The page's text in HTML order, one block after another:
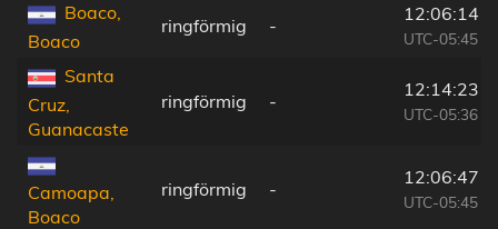
Boaco,
Boaco
ringförmig -
12:06:14
UTC-05:45
Santa
Cruz,
Guanacaste
ringförmig -
12:14:23
UTC-05:36
Camoapa,
Boaco
ringförmig -
12:06:47
UTC-05:45